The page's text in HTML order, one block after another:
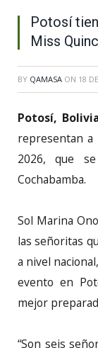
Potosí
Miss
BY QAMASA ON 18
Potosí,
representan a
2026, que
Cochabamba.
Sol Marina
las señoritas
a nivel
evento en
mejor
“Son seis